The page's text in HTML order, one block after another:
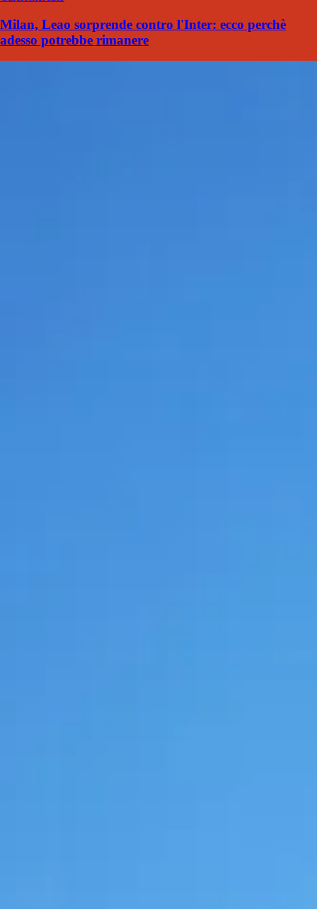
Milan, Leao sorprende contro l'Inter: ecco perchè
adesso potrebbe rimanere